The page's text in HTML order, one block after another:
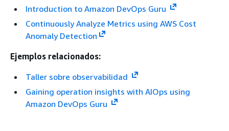
Introduction to Amazon DevOps Guru
Continuously Analyze Metrics using AWS Cost
Anomaly Detection
Ejemplos relacionados:
Taller sobre observabilidad
Gaining operation insights with AIOps using
Amazon DevOps Guru